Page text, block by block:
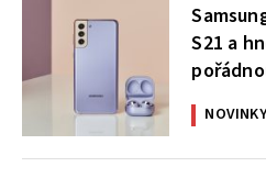
S21 a
NOVINKY